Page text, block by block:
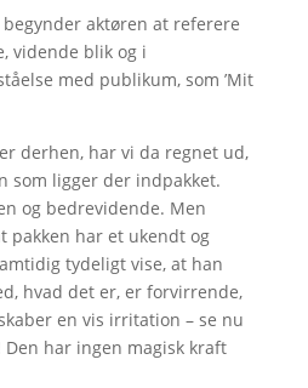
aktøren at referere
vidende blik og i
med publikum, som ’Mit
derhen, har vi da regnet ud,
som ligger der indpakket.
og bedrevidende. Men
pakken har et ukendt og
tydeligt vise, at han
hvad det er, er forvirrende,
en vis irritation – se nu
har ingen magisk kraft